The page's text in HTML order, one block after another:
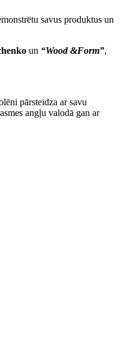
savus produktus un
un “Wood &Form”,
pārsteidza ar savu
angļu valodā gan ar